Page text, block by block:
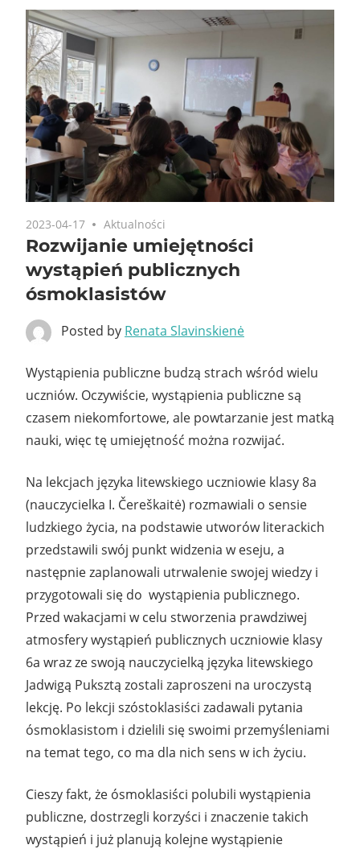
2023-04-17 Aktualności
Rozwijanie umiejętności
wystąpień publicznych
ósmoklasistów
Posted by Renata Slavinskienė
Wystąpienia publiczne budzą strach wśród wielu
uczniów. Oczywiście, wystąpienia publiczne są
czasem niekomfortowe, ale powtarzanie jest matką
nauki, więc tę umiejętność można rozwijać.
Na lekcjach języka litewskiego uczniowie klasy 8a
(nauczycielka I. Čereškaitė) rozmawiali o sensie
ludzkiego życia, na podstawie utworów literackich
przedstawili swój punkt widzenia w eseju, a
następnie zaplanowali utrwalenie swojej wiedzy i
przygotowali się do wystąpienia publicznego.
Przed wakacjami w celu stworzenia prawdziwej
atmosfery wystąpień publicznych uczniowie klasy
6a wraz ze swoją nauczycielką języka litewskiego
Jadwigą Puksztą zostali zaproszeni na uroczystą
lekcję. Po lekcji szóstoklasiści zadawali pytania
ósmoklasistom i dzielili się swoimi przemyśleniami
na temat tego, co ma dla nich sens w ich życiu.
Cieszy fakt, że ósmoklasiści polubili wystąpienia
publiczne, dostrzegli korzyści i znaczenie takich
wystąpień i już planują kolejne wystąpienie